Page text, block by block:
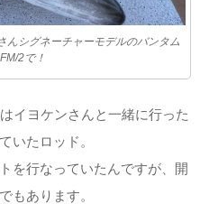
んシグネーチャーモデルのバンタム
2で！
イヨケンさんと一緒に行った
いたロッド。
を行なっていたんですが、開
もあります。